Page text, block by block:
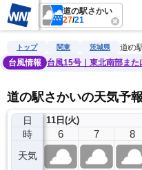
道の駅さかい
27/21
雨雲レーダー 台風情報 地
トップ 関東 茨城県
道の
台風情報
台風15号｜東北南部ま
道の駅さかいの天気予報
日
時
天気
11日(火)
5 6 7 8